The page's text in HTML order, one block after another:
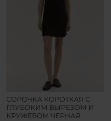
СОРОЧКА КОРОТКАЯ С
ГЛУБОКИМ ВЫРЕЗОМ И
КРУЖЕВОМ ЧЕРНАЯ